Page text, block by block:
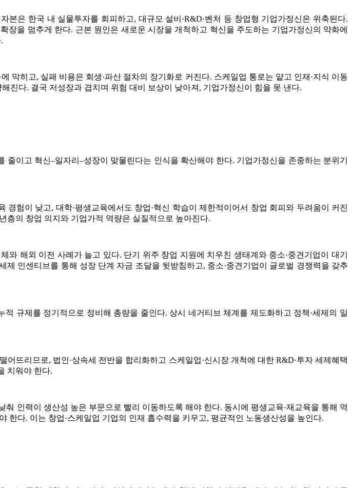
은 한국 내 실물투자를 회피하고, 대규모 설비·R&D·벤처 등 창업형 기업가정신은 위축된다.
을 멈추게 한다. 근본 원인은 새로운 시장을 개척하고 혁신을 주도하는 기업가정신의 약화에
히고, 실패 비용은 회생·파산 절차의 장기화로 커진다. 스케일업 통로는 얕고 인재·지식 이동
진다. 결국 저성장과 겹치며 위험 대비 보상이 낮아져, 기업가정신이 힘을 못 낸다.
이고 혁신–일자리–성장이 맞물린다는 인식을 확산해야 한다. 기업가정신을 존중하는 분위기
험이 낮고, 대학·평생교육에서도 창업·혁신 학습이 제한적이어서 창업 회피와 두려움이 커진
층의 창업 의지와 기업가적 역량은 실질적으로 높아진다.
해외 이전 사례가 늘고 있다. 단기 위주 창업 지원에 치우친 생태계와 중소·중견기업이 대기
인센티브를 통해 성장 단계 자금 조달을 뒷받침하고, 중소·중견기업이 글로벌 경쟁력을 갖추
규제를 정기적으로 정비해 총량을 줄인다. 상시 네거티브 체계를 제도화하고 정책·세제의 일
뜨리므로, 법인·상속세 전반을 합리화하고 스케일업·신시장 개척에 대한 R&D·투자 세제혜택
치워야 한다.
인력이 생산성 높은 부문으로 빨리 이동하도록 해야 한다. 동시에 평생교육·재교육을 통해 역
다. 이는 창업·스케일업 기업의 인재 흡수력을 키우고, 평균적인 노동생산성을 높인다.